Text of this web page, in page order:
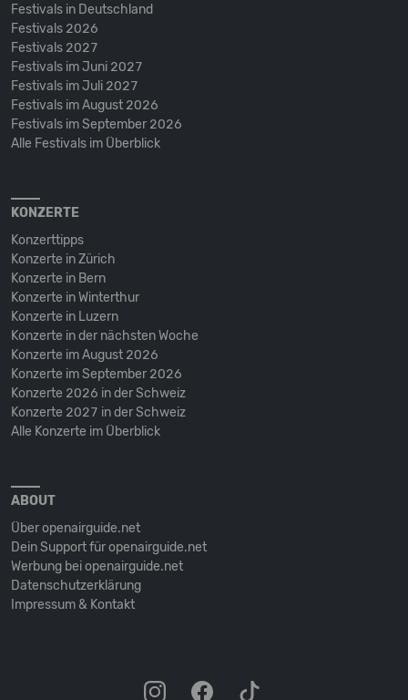
Festivals in Deutschland
Festivals 2026
Festivals 2027
Festivals im Juni 2027
Festivals im Juli 2027
Festivals im August 2026
Festivals im September 2026
Alle Festivals im Überblick
KONZERTE
Konzerttipps
Konzerte in Zürich
Konzerte in Bern
Konzerte in Winterthur
Konzerte in Luzern
Konzerte in der nächsten Woche
Konzerte im August 2026
Konzerte im September 2026
Konzerte 2026 in der Schweiz
Konzerte 2027 in der Schweiz
Alle Konzerte im Überblick
ABOUT
Über openairguide.net
Dein Support für openairguide.net
Werbung bei openairguide.net
Datenschutz­erklärung
Impressum & Kontakt